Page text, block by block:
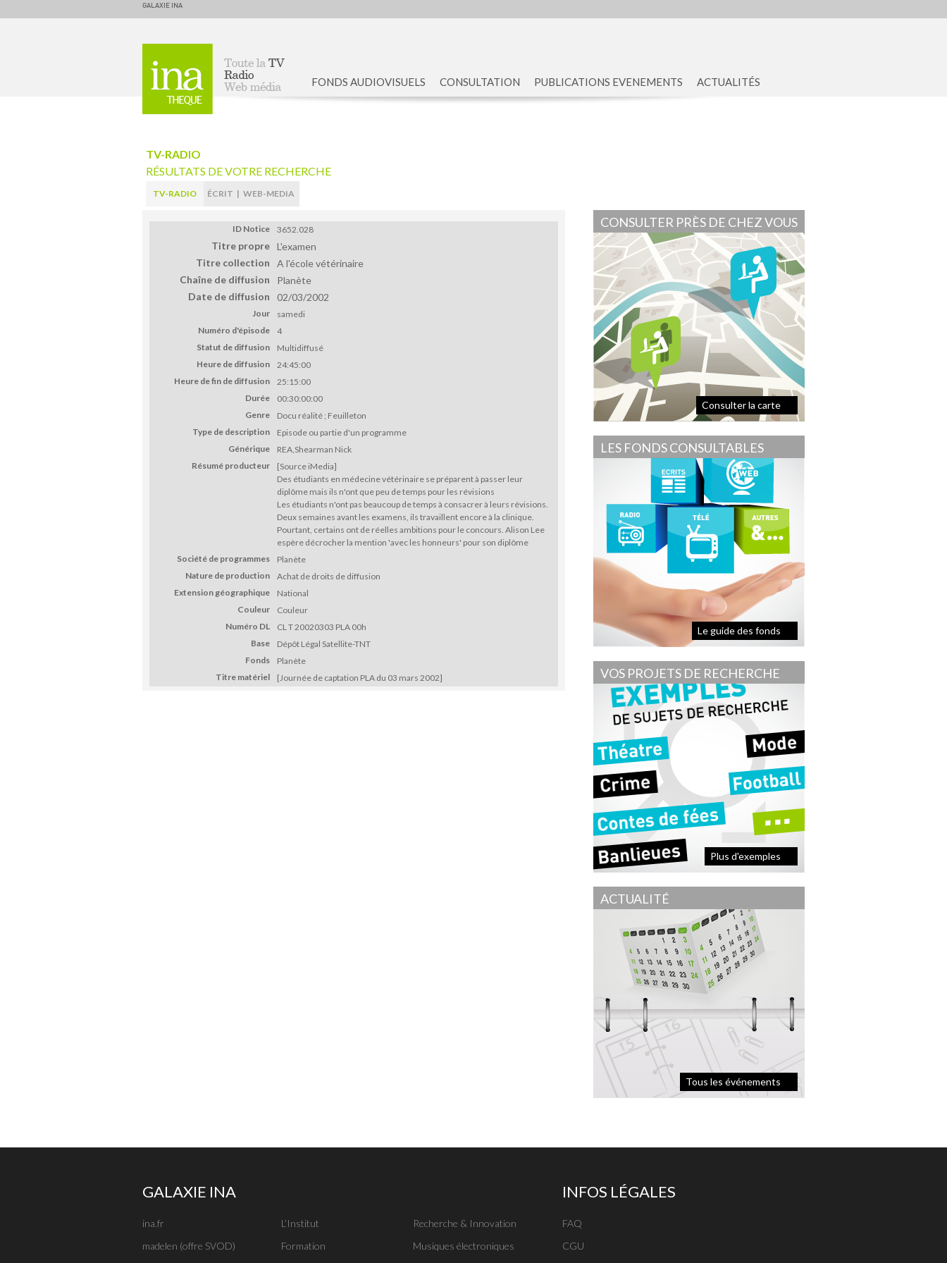
GALAXIE INA
FONDS AUDIOVISUELS CONSULTATION PUBLICATIONS EVENEMENTS ACTUALITÉS
TV-RADIO
RÉSULTATS DE VOTRE RECHERCHE
TV-RADIO ÉCRIT | WEB-MEDIA
ID Notice 3652.028
Titre propre L'examen
Titre collection
A l'école vétérinaire
Chaîne de diffusion
Planète
Date de diffusion
02/03/2002
Jour
samedi
Numéro d'épisode
4
Statut de diffusion
Multidiffusé
Heure de diffusion
24:45:00
Heure de fin de diffusion
25:15:00
Durée
00:30:00:00
Genre
Docu réalité ; Feuilleton
Type de description
Episode ou partie d'un programme
Générique
REA,Shearman Nick
Résumé producteur
[Source iMedia]
Des étudiants en médecine vétérinaire se préparent à passer leur
diplôme mais ils n'ont que peu de temps pour les révisions
Les étudiants n'ont pas beaucoup de temps à consacrer à leurs révisions.
Deux semaines avant les examens, ils travaillent encore à la clinique.
Pourtant, certains ont de réelles ambitions pour le concours. Alison Lee
espère décrocher la mention 'avec les honneurs' pour son diplôme
Société de programmes
Planète
Nature de production
Achat de droits de diffusion
Extension géographique
National
Couleur
Couleur
Numéro DL
CL T 20020303 PLA 00h
Base
Dépôt Légal Satellite-TNT
Fonds
Planète
Titre matériel
[Journée de captation PLA du 03 mars 2002]
CONSULTER PRÈS DE CHEZ VOUS
Consulter la carte
LES FONDS CONSULTABLES
Le guide des fonds
VOS PROJETS DE RECHERCHE
Plus d'exemples
ACTUALITÉ
Tous les événements
GALAXIE INA
ina.fr
madelen (offre SVOD)
L’Institut
Formation
Recherche & Innovation
Musiques électroniques
INFOS LÉGALES
FAQ
CGU